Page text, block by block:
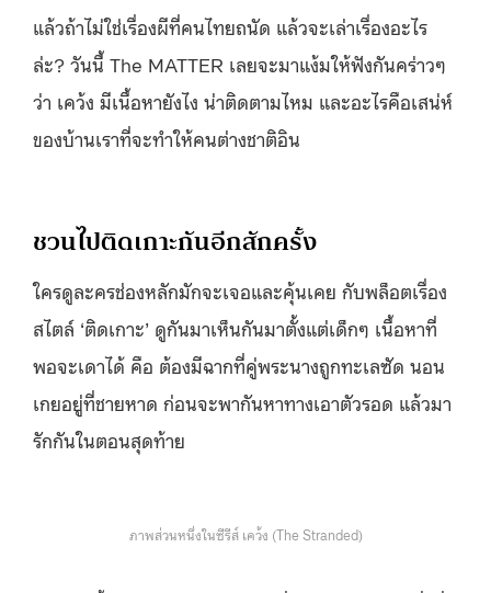
แล้วถ้าไม่ใช่เรื่องผีที่คนไทยถนัด แล้วจะเล่าเรื่องอะไร
ล่ะ? วันนี้ The MATTER เลยจะมาแง้มให้ฟังกันคร่าวๆ
ว่า เคว้ง มีเนื้อหายังไง น่าติดตามไหม และอะไรคือเสน่ห์
ของบ้านเราที่จะทำให้คนต่างชาติอิน
ชวนไปติดเกาะกันอีกสักครั้ง
ใครดูละครช่องหลักมักจะเจอและคุ้นเคย กับพล็อตเรื่อง
สไตล์ ‘ติดเกาะ’ ดูกันมาเห็นกันมาตั้งแต่เด็กๆ เนื้อหาที่
พอจะเดาได้ คือ ต้องมีฉากที่คู่พระนางถูกทะเลซัด นอน
เกยอยู่ที่ชายหาด ก่อนจะพากันหาทางเอาตัวรอด แล้วมา
รักกันในตอนสุดท้าย
ภาพส่วนหนึ่งในซีรีส์ เคว้ง (The Stranded)